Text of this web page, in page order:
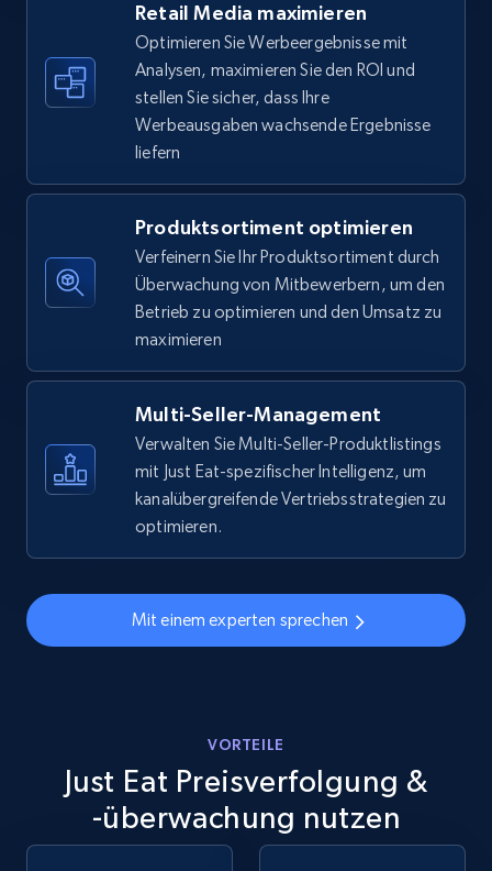
using specific category URL
URL, Final price, Sku, Currency, Gtin,
Specifications, Image urls, Top reviews, and
more.
875+
Walmart - products - Collects products by
specific keywords
URL, Final price, Sku, Currency, Gtin,
more.
875+ Jetzt anfangen
URL, Final price, Sku, Currency, Gtin,
Specifications, Image urls, Top reviews, and
TikTok Shop
URL, Title, Available, Description, Currency, Initial
Retail Media maximieren
Optimieren Sie Werbeergebnisse mit
Analysen, maximieren Sie den ROI und
stellen Sie sicher, dass Ihre
Werbeausgaben wachsende Ergebnisse
liefern
Produktsortiment optimieren
Verfeinern Sie Ihr Produktsortiment durch
Überwachung von Mitbewerbern, um den
Betrieb zu optimieren und den Umsatz zu
maximieren
Multi-Seller-Management
Verwalten Sie Multi-Seller-Produktlistings
mit Just Eat-spezifischer Intelligenz, um
kanalübergreifende Vertriebsstrategien zu
optimieren.
Mit einem experten sprechen
VORTEILE
Just Eat Preisverfolgung &
-überwachung nutzen